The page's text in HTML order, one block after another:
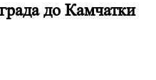
до Камчатки